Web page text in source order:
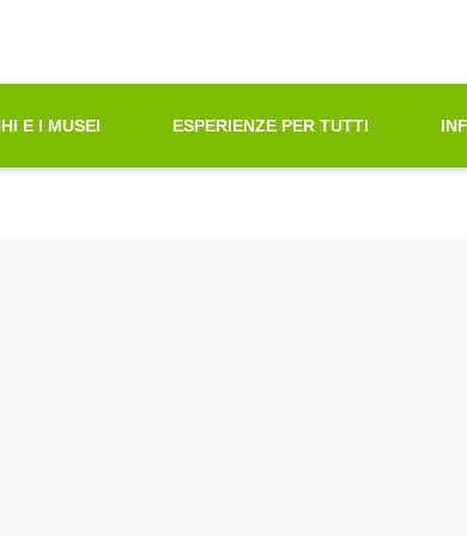
sul sito web
E I MUSEI ESPERIENZE PER TUTTI